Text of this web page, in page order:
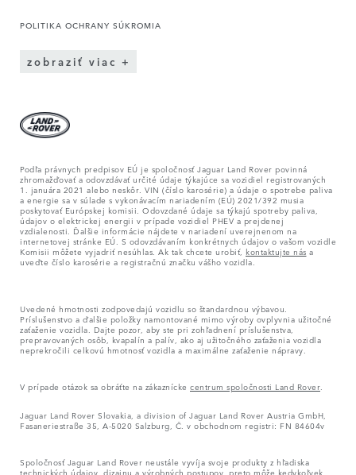
POLITIKA OCHRANY SÚKROMIA
zobraziť viac
Podľa právnych predpisov EÚ je spoločnosť Jaguar Land Rover povinná
zhromažďovať a odovzdávať určité údaje týkajúce sa vozidiel registrovaných
1. januára 2021 alebo neskôr. VIN (číslo karosérie) a údaje o spotrebe paliva
a energie sa v súlade s vykonávacím nariadením (EÚ) 2021/392 musia
poskytovať Európskej komisii. Odovzdané údaje sa týkajú spotreby paliva,
údajov o elektrickej energii v prípade vozidiel PHEV a prejdenej
vzdialenosti. Ďalšie informácie nájdete v nariadení uverejnenom na
internetovej stránke EÚ. S odovzdávaním konkrétnych údajov o vašom vozidle
Komisii môžete vyjadriť nesúhlas. Ak tak chcete urobiť, kontaktujte nás a
uveďte číslo karosérie a registračnú značku vášho vozidla.
Uvedené hmotnosti zodpovedajú vozidlu so štandardnou výbavou.
Príslušenstvo a ďalšie položky namontované mimo výroby ovplyvnia užitočné
zaťaženie vozidla. Dajte pozor, aby ste pri zohľadnení príslušenstva,
prepravovaných osôb, kvapalín a palív, ako aj užitočného zaťaženia vozidla
neprekročili celkovú hmotnosť vozidla a maximálne zaťaženie nápravy.
V prípade otázok sa obráťte na zákaznícke centrum spoločnosti Land Rover
Jaguar Land Rover Slovakia, a division of Jaguar Land Rover Austria GmbH,
Fasaneriestraße 35, A-5020 Salzburg, Č. v obchodnom registri: FN 84604v
Spoločnosť Jaguar Land Rover neustále vyvíja svoje produkty z hľadiska
technických údajov, dizajnu a výrobných postupov, preto môže kedykoľvek